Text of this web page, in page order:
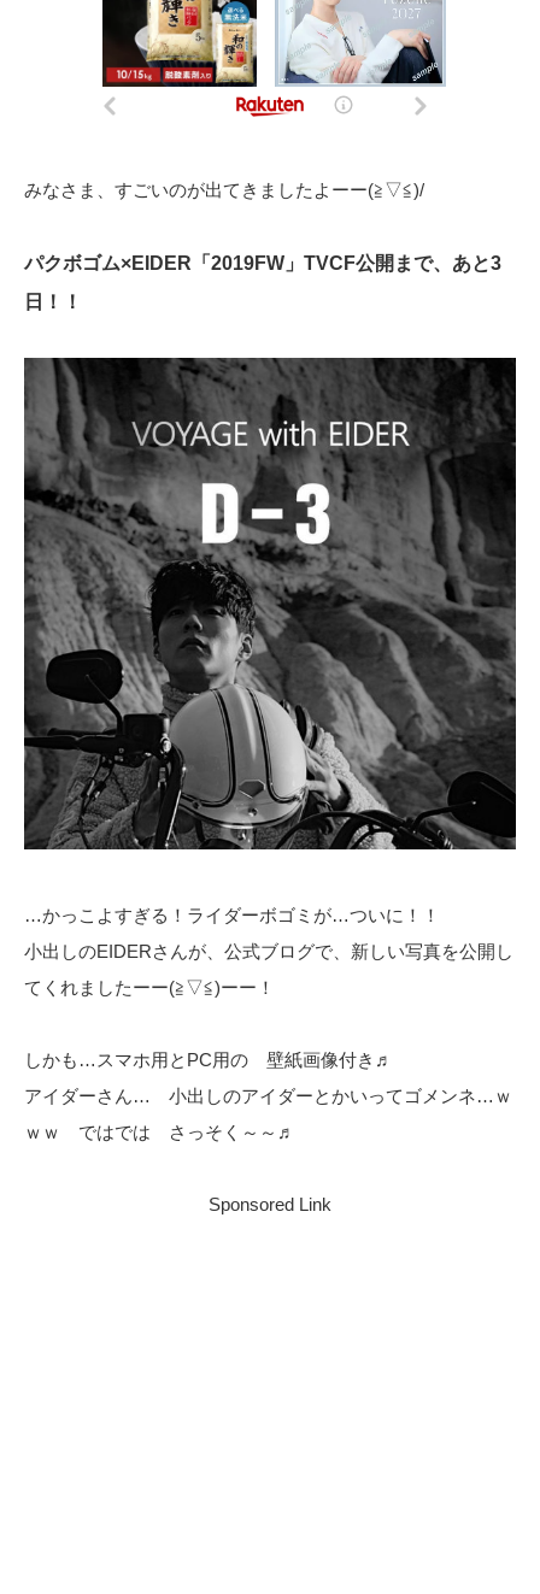
みなさま、すごいのが出てきましたよーー(≧▽≦)/
パクボゴム×EIDER「2019FW」TVCF公開まで、あと3
日！！
…かっこよすぎる！ライダーボゴミが…ついに！！
小出しのEIDERさんが、公式ブログで、新しい写真を公開し
てくれましたーー(≧▽≦)ーー！
しかも…スマホ用とPC用の 壁紙画像付き♬
アイダーさん… 小出しのアイダーとかいってゴメンネ…ｗ
ｗｗ ではでは さっそく～～♬
Sponsored Link